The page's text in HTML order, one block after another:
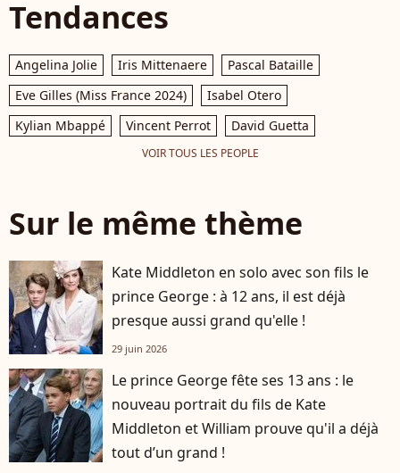
Tendances
Angelina Jolie Iris Mittenaere
Pascal Bataille
Eve Gilles (Miss France 2024)
Isabel Otero
Kylian Mbappé
Vincent Perrot David Guetta
VOIR TOUS LES PEOPLE
Sur le même thème
Kate Middleton en solo avec son fils le
prince George : à 12 ans, il est déjà
presque aussi grand qu'elle !
29 juin 2026
Le prince George fête ses 13 ans : le
nouveau portrait du fils de Kate
Middleton et William prouve qu'il a déjà
tout d’un grand !